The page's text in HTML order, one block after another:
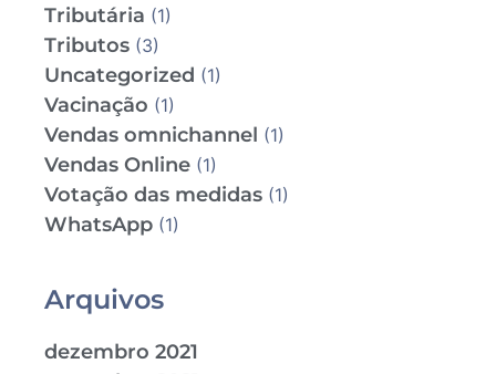
Tributária (1)
Tributos (3)
Uncategorized (1)
Vacinação (1)
Vendas omnichannel (1)
Vendas Online (1)
Votação das medidas (1)
WhatsApp (1)
Arquivos
dezembro 2021